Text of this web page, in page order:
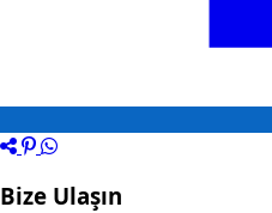
Bize Ulaşın